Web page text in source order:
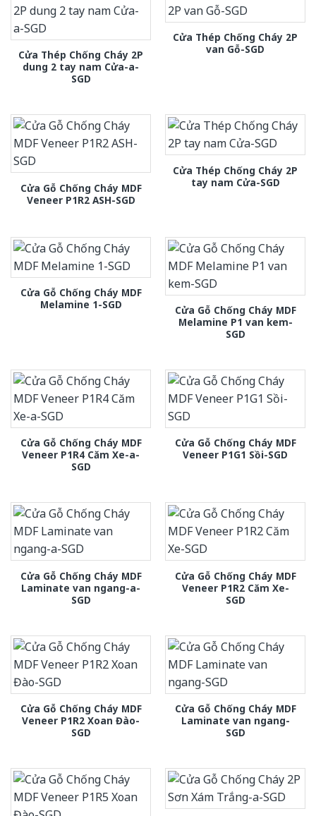
Cửa Thép Chống Cháy 2P
dung 2 tay nam Cửa-a-
SGD
Cửa Thép Chống Cháy 2P
van Gỗ-SGD
Cửa Gỗ Chống Cháy MDF
Veneer P1R2 ASH-SGD
Cửa Thép Chống Cháy 2P
tay nam Cửa-SGD
Cửa Gỗ Chống Cháy MDF
Melamine 1-SGD
Cửa Gỗ Chống Cháy MDF
Melamine P1 van kem-
SGD
Cửa Gỗ Chống Cháy MDF
Veneer P1R4 Căm Xe-a-
SGD
Cửa Gỗ Chống Cháy MDF
Veneer P1G1 Sồi-SGD
Cửa Gỗ Chống Cháy MDF
Laminate van ngang-a-
SGD
Cửa Gỗ Chống Cháy MDF
Veneer P1R2 Căm Xe-
SGD
Cửa Gỗ Chống Cháy MDF
Veneer P1R2 Xoan Đào-
SGD
Cửa Gỗ Chống Cháy MDF
Laminate van ngang-
SGD